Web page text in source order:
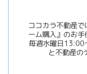
ココカラ不動産
ーム購入』のお手
毎週水曜日13:00
と不動産の